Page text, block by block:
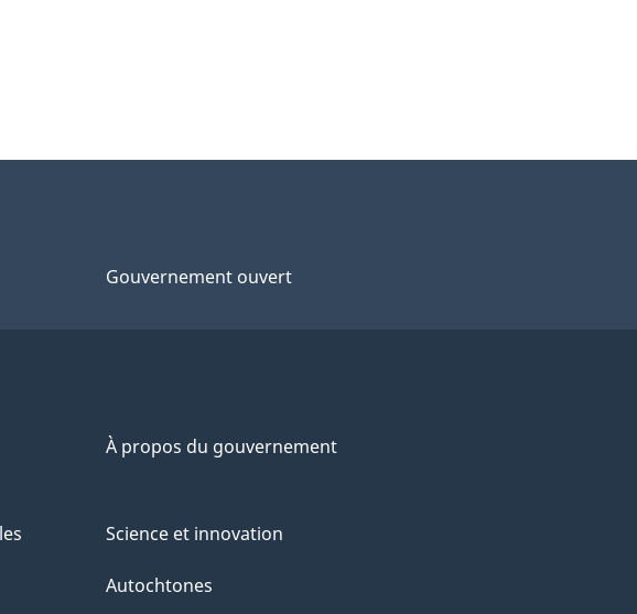
Gouvernement ouvert
À propos du gouvernement
Science et innovation
Autochtones